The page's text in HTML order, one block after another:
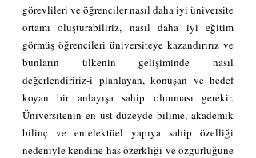
görevlileri ve öğrenciler nasıl daha iyi üniversite
ortamı oluşturabiliriz, nasıl daha iyi eğitim
görmüş öğrencileri üniversiteye kazandırırız ve
bunların ülkenin gelişiminde nasıl
değerlendiririz-i planlayan, konuşan ve hedef
koyan bir anlayışa sahip olunması gerekir.
Üniversitenin en üst düzeyde bilime, akademik
bilinç ve entelektüel yapıya sahip özelliği
nedeniyle kendine has özerkliği ve özgürlüğüne